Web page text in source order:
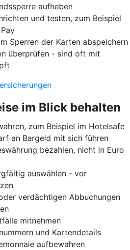
aufheben
und testen, zum Beispiel
Sperren der Karten abspeichern
überprüfen - sind oft mit
im Blick behalten
zum Beispiel im Hotelsafe
an Bargeld mit sich führen
bezahlen, nicht in Euro
auswählen - vor
verdächtigen Abbuchungen
mitnehmen
und Kartendetails
aufbewahren